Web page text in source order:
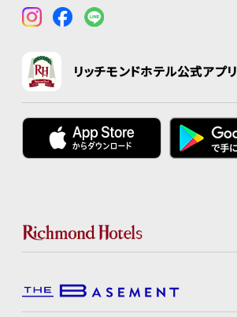
リッチモンドホテル公式アプリ